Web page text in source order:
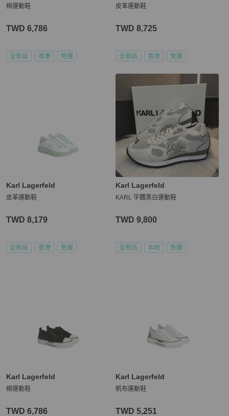
棉運動鞋
TWD 6,786
全新品 香港 免運
皮革運動鞋
TWD 8,725
全新品 香港 免運
Karl Lagerfeld
皮革運動鞋
TWD 8,179
全新品 香港 免運
Karl Lagerfeld
KARL 字體黑白運動鞋
TWD 9,800
全新品 本地 免運
Karl Lagerfeld
棉運動鞋
TWD 6,786
Karl Lagerfeld
帆布運動鞋
TWD 5,251